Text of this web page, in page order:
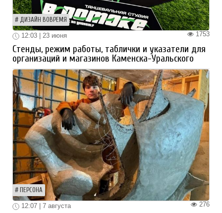
ДИЗАЙН ВОВРЕМЯ
1753
12:03 | 23 июня
Стенды, режим работы, таблички и указатели для
организаций и магазинов Каменска-Уральского
ПЕРСОНА
276
12:07 | 7 августа